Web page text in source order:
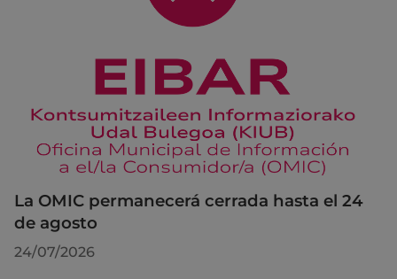
La OMIC permanecerá cerrada hasta el 24
de agosto
24/07/2026